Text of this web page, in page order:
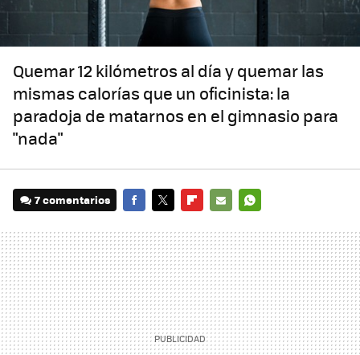
Quemar 12 kilómetros al día y quemar las
mismas calorías que un oficinista: la
paradoja de matarnos en el gimnasio para
"nada"
7 comentarios
MAIL